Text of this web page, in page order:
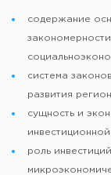
содержание
система
развития
сущность и
инвестиционной
роль